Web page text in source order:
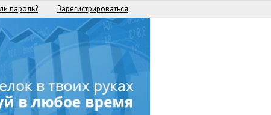
пароль? Зарегистрироваться